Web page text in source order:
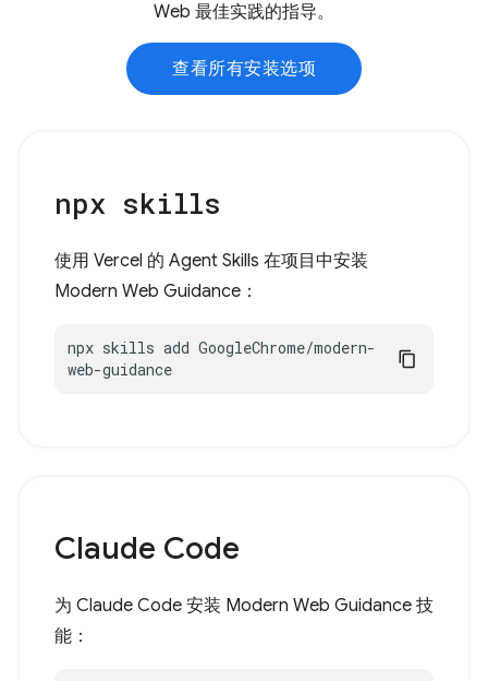
Web 最佳实践的指导。
查看所有安装选项
npx skills
使用 Vercel 的 Agent Skills 在项目中安装
Modern Web Guidance：
npx skills add GoogleChrome/modern-
web-guidance
Claude Code
为 Claude Code 安装 Modern Web Guidance 技
能：